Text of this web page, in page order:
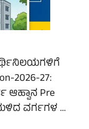
2026-27:
Pre
ವರ್ಗಗಳ …